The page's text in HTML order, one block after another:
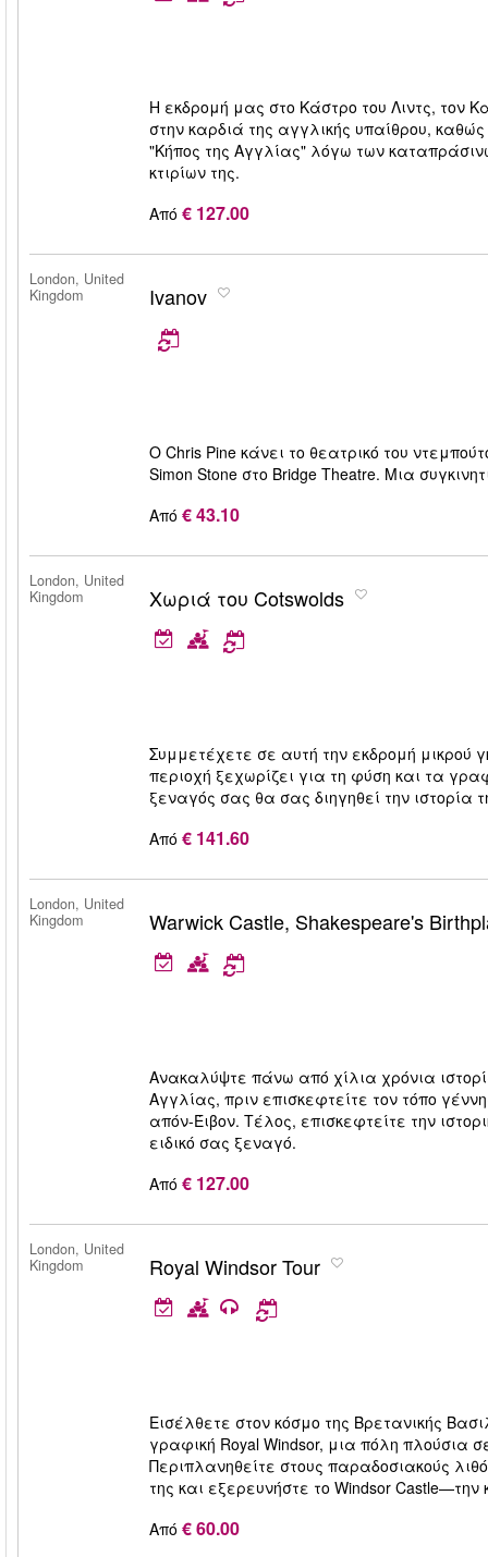
Η εκδρομή μας στο Κάστρο του Λιντς, τον
στην καρδιά της αγγλικής υπαίθρου,
"Κήπος της Αγγλίας" λόγω των
κτιρίων της.
Από € 127.00
London, United
Kingdom
Ivanov
Ο Chris Pine κάνει το θεατρικό του
Simon Stone στο Bridge Theatre. Μια
Από € 43.10
London, United
Kingdom
Χωριά του Cotswolds
Συμμετέχετε σε αυτή την εκδρομή μικρού
περιοχή ξεχωρίζει για τη φύση και τα
ξεναγός σας θα σας διηγηθεί την ιστορία
Από € 141.60
London, United
Kingdom
Warwick Castle, Shakespeare's
Ανακαλύψτε πάνω από χίλια χρόνια
Αγγλίας, πριν επισκεφτείτε τον τόπο
απόν-Έιβον. Τέλος, επισκεφτείτε την
ειδικό σας ξεναγό.
Από € 127.00
London, United
Kingdom
Royal Windsor Tour
Εισέλθετε στον κόσμο της Βρετανικής
γραφική Royal Windsor, μια πόλη πλούσια
Περιπλανηθείτε στους παραδοσιακούς
της και εξερευνήστε το Windsor
Από € 60.00